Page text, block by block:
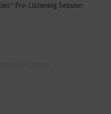
Pre-Listening Session